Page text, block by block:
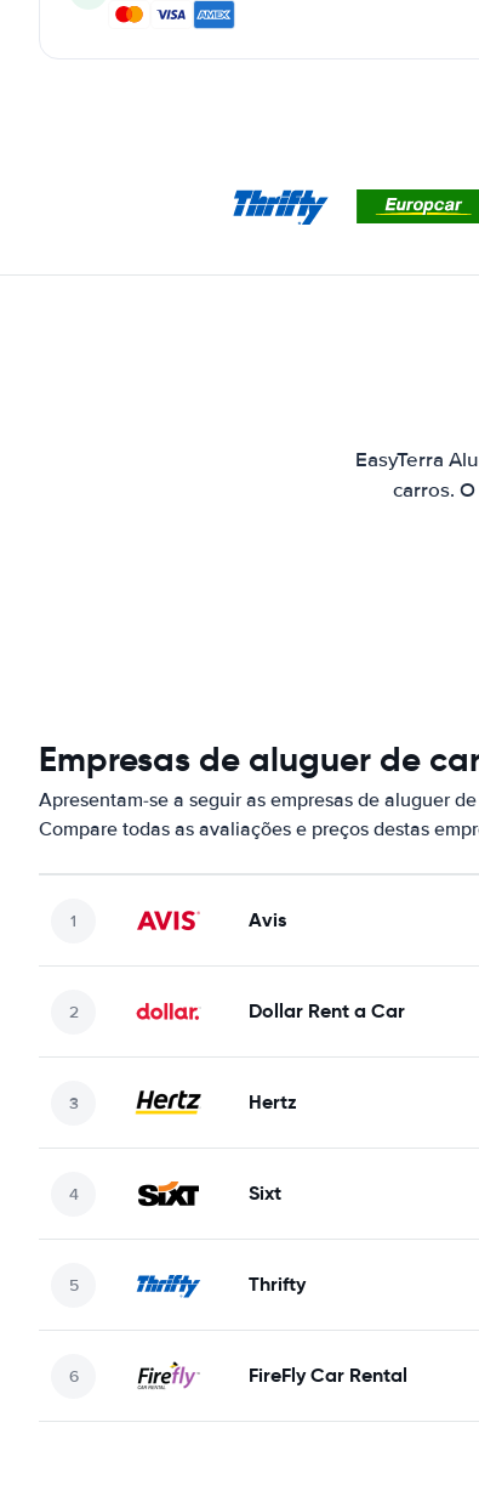
EasyTerra
carros.
Empresas de aluguer de
Apresentam-se a seguir as empresas de aluguer
Compare todas as avaliações e preços destas
Avis
Dollar Rent a Car
Hertz
Sixt
Thrifty
FireFly Car Rental